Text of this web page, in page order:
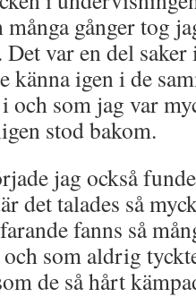
många gånger tog
var en del
känna igen i de
och som jag var
stod bakom.
jag också
det talades så
fanns så
som aldrig
de så hårt